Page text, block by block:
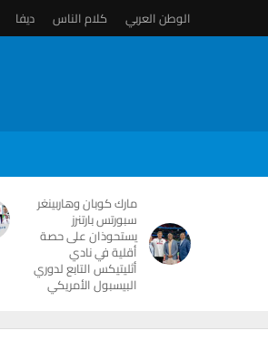
الوطن العربي كلام الناس ديفا
مارك كوبان وهاربينغر
سبورتس بارتنرز
يستحوذان على حصة
أقلية في نادي
أثليتيكس التابع لدوري
البيسبول الأمريكي